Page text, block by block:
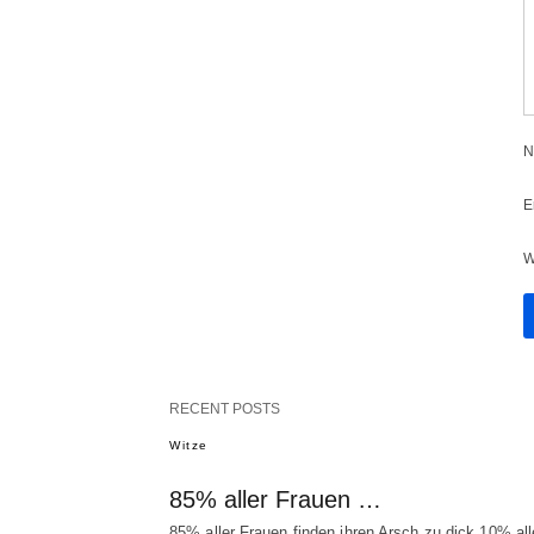
RECENT POSTS
Witze
85% aller Frauen …